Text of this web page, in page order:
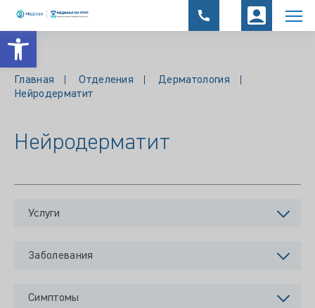
Открыть панель инструментов
Главная Отделения
Дерматология
Нейродерматит
Нейродерматит
Услуги
Заболевания
Симптомы